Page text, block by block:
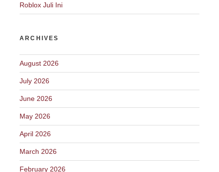
Roblox Juli Ini
ARCHIVES
August 2026
July 2026
June 2026
May 2026
April 2026
March 2026
February 2026